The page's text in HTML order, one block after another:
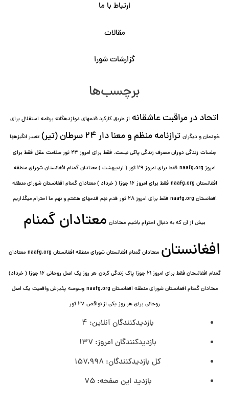
ارتباط با ما
مقالات
گزارشات شورا
برچسب‌ها
اتحاد در مراقبت عاشقانه از طریق کارکرد قدمهای دوازده⁯گانه برنامه استقلال برای
خودمان و دیگران ترازنامه منظم و معنا دار ٢۴ سرطان (تیر)
تغییر انگیزه⁯ها
جلسات زندگی دوران مصرف زندگی پاکی نیست. فقط برای امروز 24 ثور سلامت عقل
فقط برای
امروز naafg.org
فقط برای امروز ٢٩ ثور ( اردیبهشت ) معتادان گمنام افغانستان شورای منطقه
افغانستان naafg.org
فقط برای امروز ۱۶ جوزا ( خرداد ) معتادان گمنام افغانستان شورای منطقه
افغانستان naafg.org
فقط برای امروز ۲۸ ثور قدم نهم قدمهای هشتم و نهم ما احترام میگذاریم
بیش از آن که به دنبال احترام باشیم معتادان معتادان گمنام
افغانستان معتادان گمنام افغانستان شورای منطقه افغانستان naafg.org معتادان
گمنام افغانستان فقط برای امروز ۲۱ جوزا پاک زندگی کردن
هر روز یک اصل روحانی ۱۶ جوزا ( خرداد)
معتادان گمنام افغانستان شورای منطقه افغانستان naafg.org
وسوسه پذيرش واقعیت یک اصل
روحانی برای هر روز یکی از نواقص ۲۷ ثور
بازدیدکنندگان آنلاین: 4
بازدیدکنندگان امروز: 137
کل بازدیدکنند‌گان: 157,998
بازدید این صفحه:75